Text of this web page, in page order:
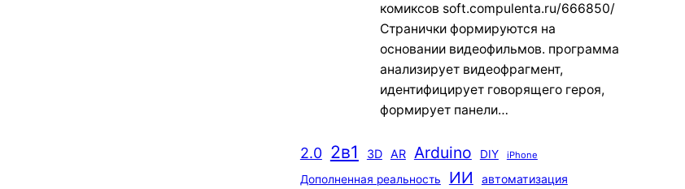
комиксов soft.compulenta.ru/666850/
Странички формируются на
основании видеофильмов. программа
анализирует видеофрагмент,
идентифицирует говорящего героя,
формирует панели…
2.0 2в1 3D AR Arduino DIY iPhone
Дополненная реальность ИИ автоматизация